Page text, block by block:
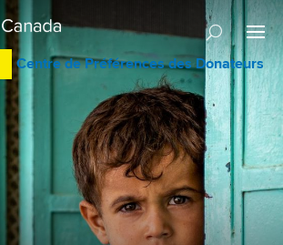
Centre de Préférences des Donateurs